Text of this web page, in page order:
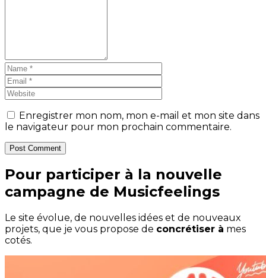
Enregistrer mon nom, mon e-mail et mon site dans
le navigateur pour mon prochain commentaire.
Post Comment
Pour participer à la nouvelle
campagne de Musicfeelings
Le site évolue, de nouvelles idées et de nouveaux
projets, que je vous propose de concrétiser à mes
cotés.